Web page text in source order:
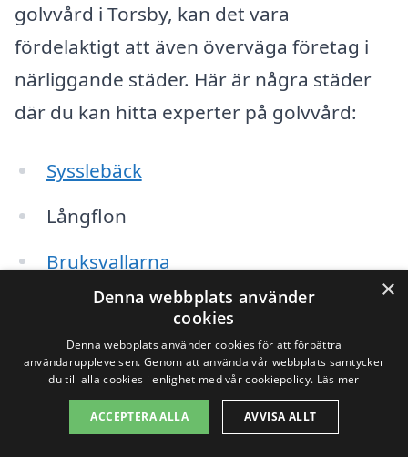
golvvård i Torsby, kan det vara
fördelaktigt att även överväga företag i
närliggande städer. Här är några städer
där du kan hitta experter på golvvård:
Sysslebäck
Långflon
Bruksvallarna
Höljes
Ede
Nybyn
Torsby
×
Denna webbplats använder
cookies
Denna webbplats använder cookies för att förbättra
användarupplevelsen. Genom att använda vår webbplats samtycker
du till alla cookies i enlighet med vår cookiepolicy. Läs mer
ACCEPTERA ALLA AVVISA ALLT